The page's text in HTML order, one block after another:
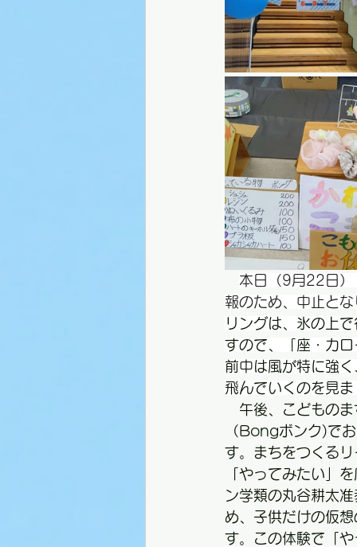
本日（9月22日）
報のため、中止と
リングは、氷の上
すので、「座・カ
前中は風が特に強
飛んでいくのを見
午後、こどもの
（Bongボンク)で
す。まちをつくる
「やってみたい」
ン学類の丸谷耕太
め、子供だけの仮
す。この体験で「